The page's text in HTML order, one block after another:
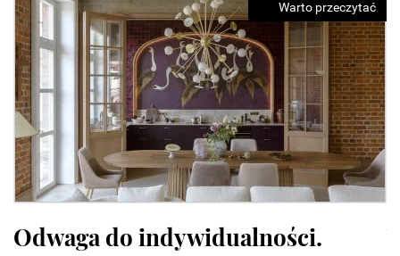
Warto przeczytać
Warsaw Home 2026 zapowiada